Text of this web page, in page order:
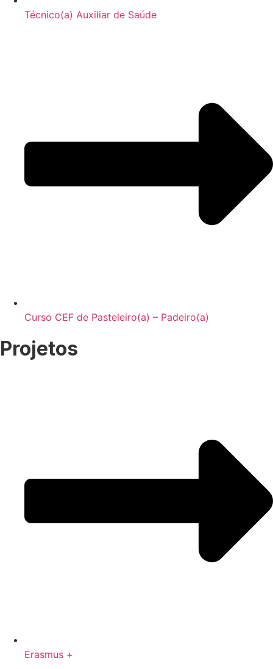
Técnico(a) Auxiliar de Saúde
Curso CEF de Pasteleiro(a) – Padeiro(a)
Projetos
Erasmus +